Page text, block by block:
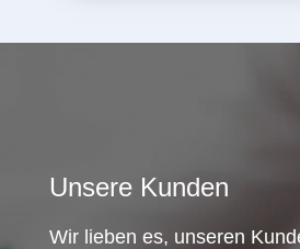
Unsere Kunden
Wir lieben es, unseren